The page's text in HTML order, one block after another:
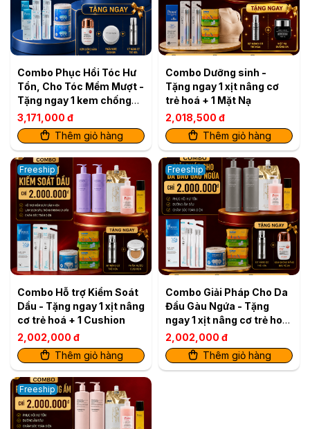
Combo Phục Hồi Tóc Hư
Tổn, Cho Tóc Mềm Mượt -
Tặng ngay 1 kem chống
nắng BB + 1 hộp phấn
nước Cushion + 1 Xịt nâng
cơ trẻ hoá
3,171,000 đ
Thêm giỏ hàng
Combo Dưỡng sinh -
Tặng ngay 1 xịt nâng cơ
trẻ hoá + 1 Mặt Nạ
2,018,500 đ
Thêm giỏ hàng
Freeship
Combo Hỗ trợ Kiểm Soát
Dầu - Tặng ngay 1 xịt nâng
cơ trẻ hoá + 1 Cushion
2,002,000 đ
Thêm giỏ hàng
Freeship
Combo Giải Pháp Cho Da
Đầu Gàu Ngứa - Tặng
ngay 1 xịt nâng cơ trẻ hoá
+ 1 kem chống nắng
2,002,000 đ
Thêm giỏ hàng
Freeship